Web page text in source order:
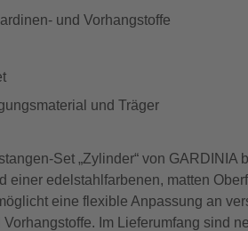
und Vorhangstoffe
und Träger
Set „Zylinder“ von
einer edelstahlfarbenen, matten
eine flexible Anpassung an
Vorhangstoffe. Im Lieferumfang sind